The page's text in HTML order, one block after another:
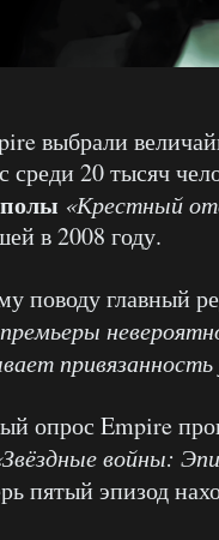
выбрали
среди 20 тысяч
«Крестный
в 2008 году.
поводу главный
опрос Empire
войны:
пятый эпизод